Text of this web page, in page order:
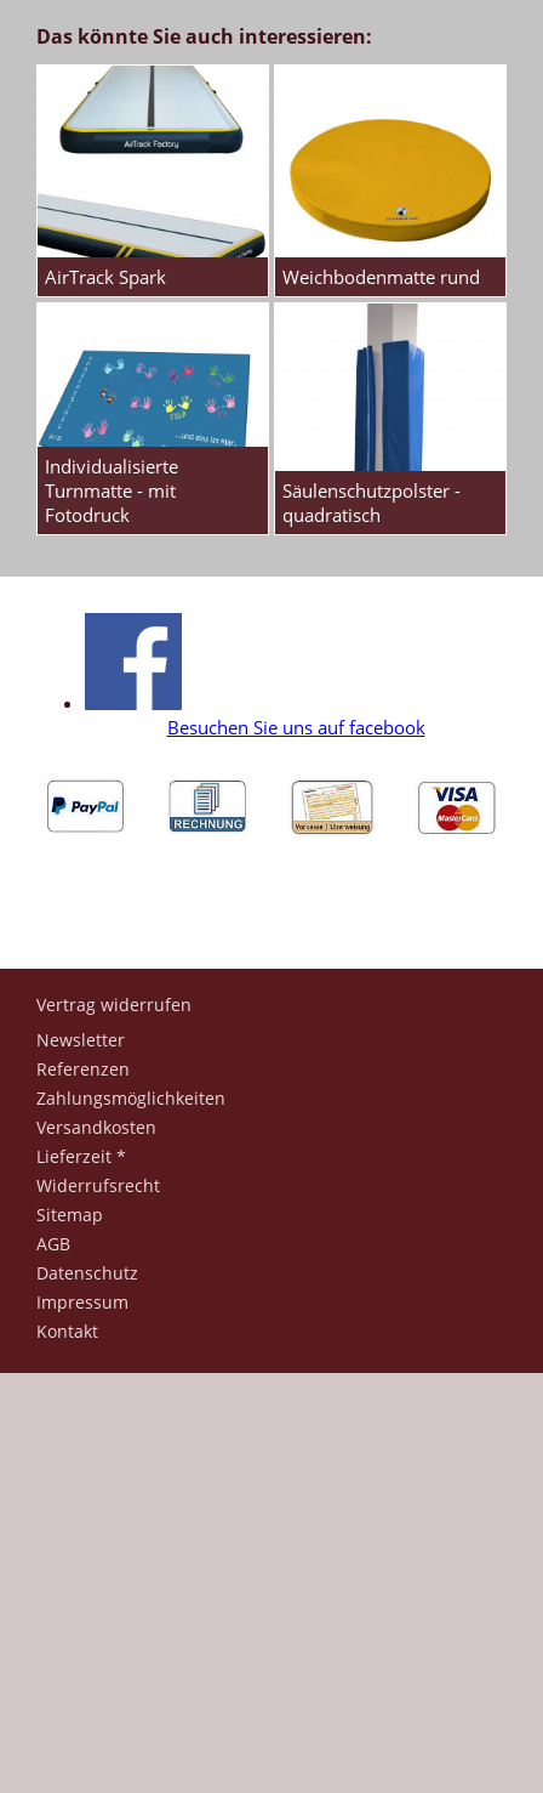
Das könnte Sie auch interessieren:
AirTrack Spark Weichbodenmatte rund
Individualisierte
Turnmatte - mit
Fotodruck
Säulenschutzpolster -
quadratisch
Besuchen Sie uns auf facebook
Vertrag widerrufen
Newsletter
Referenzen
Zahlungsmöglichkeiten
Versandkosten
Lieferzeit *
Widerrufsrecht
Sitemap
AGB
Datenschutz
Impressum
Kontakt